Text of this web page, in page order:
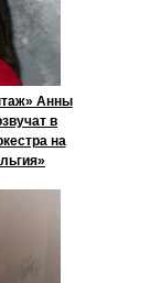
Анны
в
на